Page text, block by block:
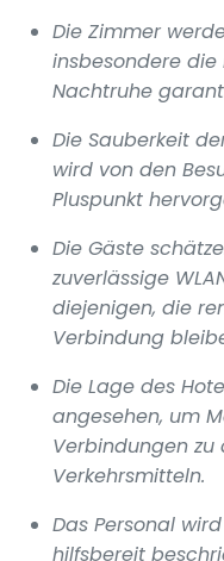
Die Zimmer
insbesondere
Nachtruhe
Die Sauberkeit
wird von den
Pluspunkt
Die Gäste
zuverlässige
diejenigen, die
Verbindung
Die Lage des
angesehen, um
Verbindungen
Verkehrsmitteln.
Das Personal
hilfsbereit